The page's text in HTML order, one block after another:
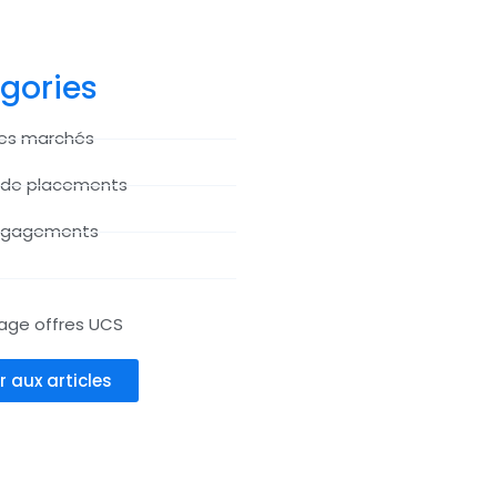
marchés
placements
offres UCS
aux articles